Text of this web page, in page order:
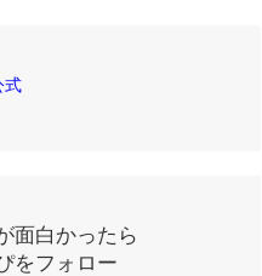
式
面白かったら
をフォロー